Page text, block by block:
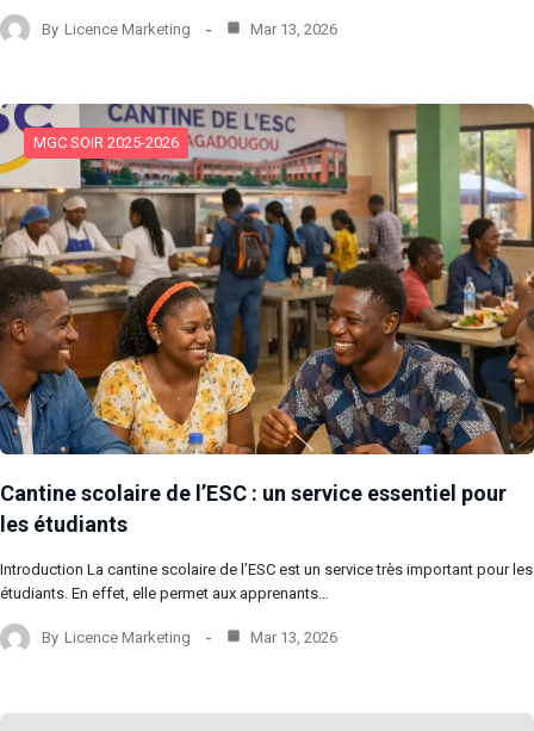
By Licence Marketing Mar 13, 2026
MGC SOIR 2025-2026
Cantine scolaire de l’ESC : un service essentiel pour
les étudiants
Introduction La cantine scolaire de l’ESC est un service très important pour les
étudiants. En effet, elle permet aux apprenants…
By Licence Marketing Mar 13, 2026